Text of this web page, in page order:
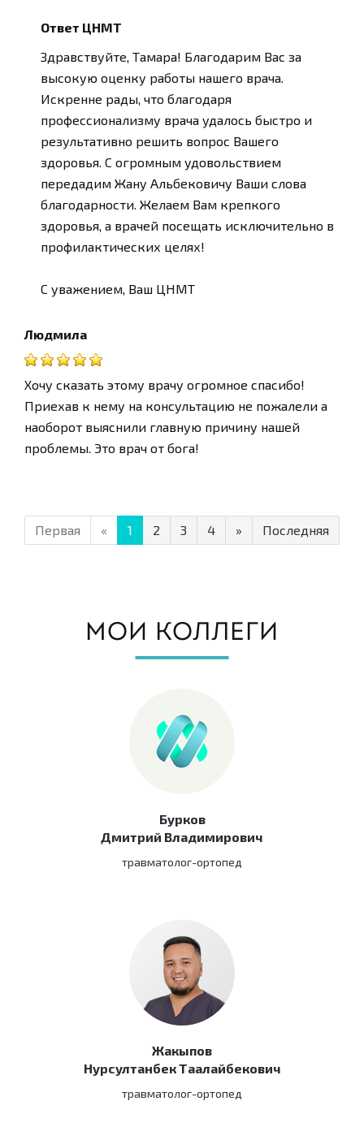
Ответ ЦНМТ
Здравствуйте, Тамара! Благодарим Вас за
высокую оценку работы нашего врача.
Искренне рады, что благодаря
профессионализму врача удалось быстро и
результативно решить вопрос Вашего
здоровья. С огромным удовольствием
передадим Жану Альбековичу Ваши слова
благодарности. Желаем Вам крепкого
здоровья, а врачей посещать исключительно в
профилактических целях!
С уважением, Ваш ЦНМТ
Людмила
Хочу сказать этому врачу огромное спасибо!
Приехав к нему на консультацию не пожалели а
наоборот выяснили главную причину нашей
проблемы. Это врач от бога!
Первая « 1 2 3 4 » Последняя
МОИ КОЛЛЕГИ
Бурков
Дмитрий Владимирович
травматолог-ортопед
Жакыпов
Нурсултанбек Таалайбекович
травматолог-ортопед